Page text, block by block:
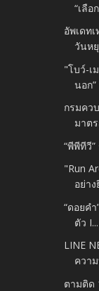
“เลือ
อัพเดท
วันห
"โบว์-เ
นอก”
กรมคว
มาต
“พีพีทีวี
"Run
อย่าง
“ดอยค
ตัว I...
LINE
ควา
ตามติด